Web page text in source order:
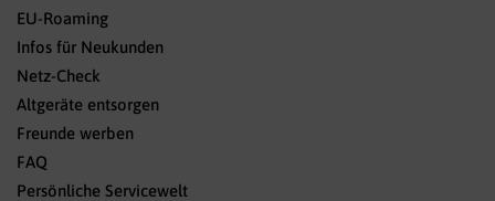
EU-Roaming
Infos für Neukunden
Netz-Check
Altgeräte entsorgen
Freunde werben
FAQ
Persönliche Servicewelt